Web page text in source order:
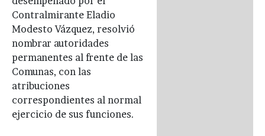
Contralmirante Eladio
Modesto Vázquez, resolvió
nombrar autoridades
permanentes al frente de las
Comunas, con las
atribuciones
correspondientes al normal
ejercicio de sus funciones.